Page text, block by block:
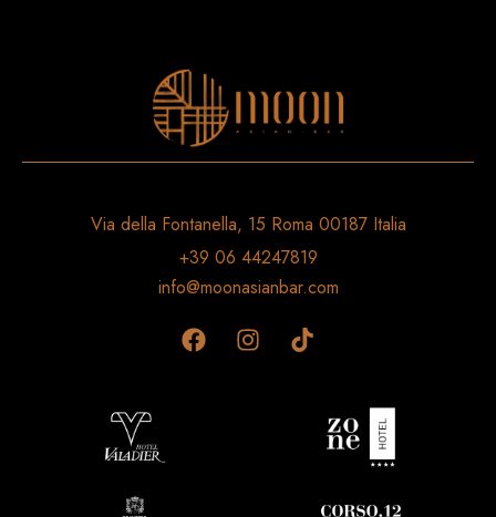
Via della Fontanella, 15 Roma 00187 Italia
+39 06 44247819
info@moonasianbar.com